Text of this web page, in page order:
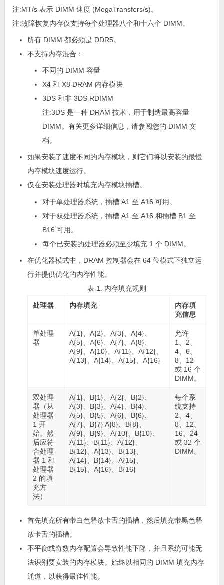
注:MT/s 表示 DIMM 速度 (MegaTransfers/s)。
注:故障恢复内存仅支持每个处理器八个和十六个 DIMM。
所有 DIMM 都必须是 DDR5。
不支持内存混合：
不同的 DIMM 容量
X4 和 X8 DRAM 内存模块
3DS 和非 3DS RDIMM
注:3DS 是一种 DRAM 技术，用于制造最高容量
DIMM。有关更多详细信息，请参阅您的 DIMM 文
档。
如果安装了速度不同的内存模块，则它们将以安装的最慢
内存模块速度运行。
仅在安装处理器时填充内存模块插槽。
对于单处理器系统，插槽 A1 至 A16 可用。
对于双处理器系统，插槽 A1 至 A16 和插槽 B1 至
B16 可用。
每个已安装的处理器必须至少填充 1 个 DIMM。
在优化器模式中，DRAM 控制器会在 64 位模式下独立运
行并提供优化的内存性能。
表 1. 内存填充规则
处理器 内存填充
内存填
充信息
单处理
器
A{1}、A{2}、A{3}、A{4}、
A{5}、A{6}、A{7}、A{8}、
A{9}、A{10}、A{11}、A{12}、
A{13}、A{14}、A{15}、A{16}
允许
1、2、
4、6、
8、12
或 16 个
DIMM。
双处理
器（从
处理器
1 开
始。然
后应符
合处理
器 1 和
处理器
2 的填
充方
法）
A{1}、B{1}、A{2}、B{2}、
A{3}、B{3}、A{4}、B{4}、
A{5}、B{5}、A{6}、B{6}、
A{7}、B{7} A{8}、B{8}、
A{9}、B{9}、A{10}、B{10}、
A{11}、B{11}、A{12}、
B{12}、A{13}、B{13}、
A{14}、B{14}、A{15}、
B{15}、A{16}、B{16}
每个系
统支持
2、4、
8、12、
16、24
或 32 个
DIMM。
首先填充所有带白色释放卡舌的插槽，然后填充带黑色释
放卡舌的插槽。
不平衡或奇数内存配置会导致性能下降，并且系统可能无
法识别要安装的内存模块。始终以相同的 DIMM 填充内存
通道，以获得最佳性能。